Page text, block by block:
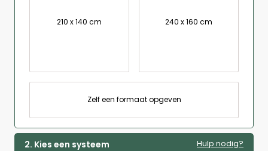
210 x 140 cm 240 x 160 cm
Zelf een formaat opgeven
2. Kies een systeem Hulp nodig?